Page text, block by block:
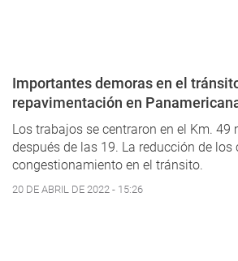
Importantes demoras en el
repavimentación en
Los trabajos se centraron en el Km. 49
después de las 19. La reducción de los
congestionamiento en el tránsito.
20 DE ABRIL DE 2022 - 15:26